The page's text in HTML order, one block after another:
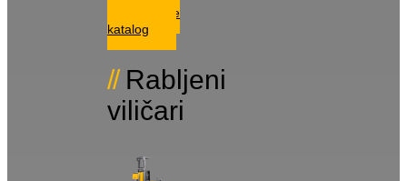
Istražite
katalog
Rabljeni
viličari